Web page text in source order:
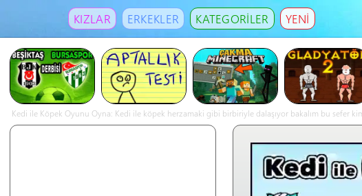
KIZLAR ERKEKLER KATEGORİLER YENİ
Kedi ile Köpek Oyunu Oyna: Kedi ile köpek herzamaki gibi birbiriyle dalaşıyor bakalım bu sefer